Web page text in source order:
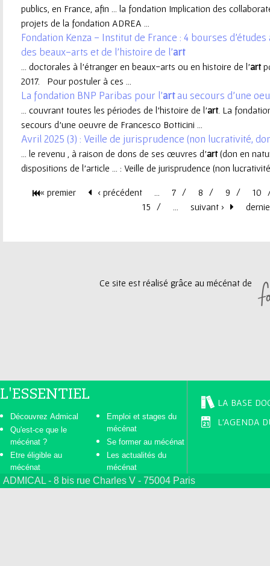
r
e
u
r
publics, en France, afin ... la fondation Implication des
projets de la fondation ADREA ...
Fondation Kenza - Institut de France : 4 bourses
des beaux-arts et de l'histoire de l'art
... doctorales à l'étranger en beaux-arts ou en histoire de l'art
2017. Pour postuler à ces ...
La fondation BNP Paribas pour l'artau secours d'une
... couvrant toutes les périodes de l’histoire de l’art. La
secours d'une oeuvre de Francesco Botticini ...
Avril 2025 (3) : Veille de jurisprudence (non lucrativité,
... le revenu , à raison de dons de ses œuvres d’art(don en
dispositions de l'article ... : Veille de jurisprudence (non
« premier ‹ précédent 7 8 9
10
15
suivant ›
Ce site est réalisé grâce au mécénat de
L'ESSENTIEL
Découvrez Admical
Qu'est-ce que le
mécénat ?
Etre éligible au
mécénat
Emploi et stages du
mécénat
Se former au mécénat
Les actualités du
mécénat
LA BASE
L'AGENDA
ADMICAL - 8 bis rue Charles V - 75004 Paris